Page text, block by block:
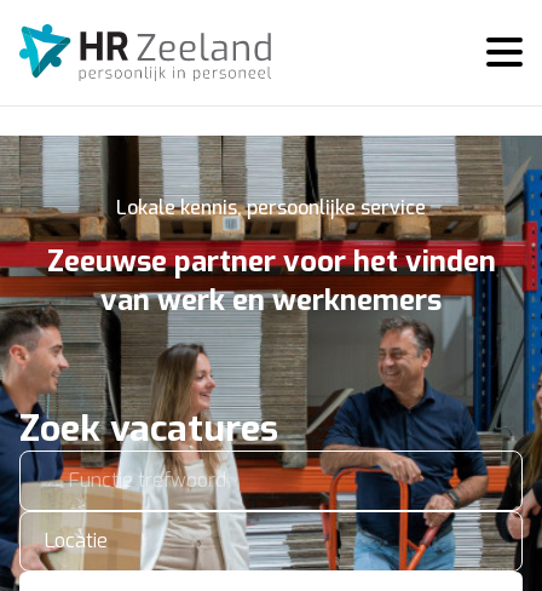
Lokale kennis, persoonlijke service
Zeeuwse partner voor het vinden
van werk en werknemers
Zoek vacatures
Locatie